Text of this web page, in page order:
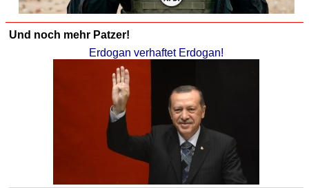
Und noch mehr Patzer!
Erdogan verhaftet Erdogan!